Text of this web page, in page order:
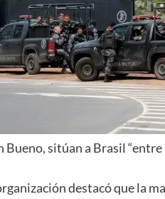
Bueno, sitúan a Brasil
destacó que la